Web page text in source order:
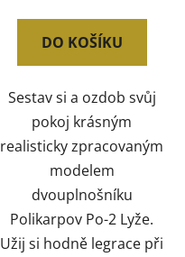
DO KOŠÍKU
Sestav si a ozdob svůj
pokoj krásným
realisticky zpracovaným
modelem
dvouplnošníku
Polikarpov Po-2 Lyže.
Užij si hodně legrace při